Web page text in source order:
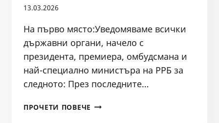
13.03.2026
На първо място:Уведомяваме всички
държавни органи, начело с
президента, премиера, омбудсмана и
най-специално министъра на РРБ за
следното: През последните…
ПРОЧЕТИ ПОВЕЧЕ СИГНАЛ